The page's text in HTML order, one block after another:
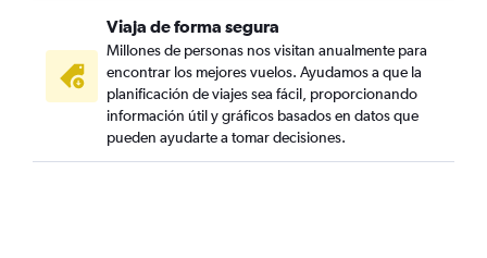
Viaja de forma segura
Millones de personas nos visitan anualmente para
encontrar los mejores vuelos. Ayudamos a que la
planificación de viajes sea fácil, proporcionando
información útil y gráficos basados en datos que
pueden ayudarte a tomar decisiones.